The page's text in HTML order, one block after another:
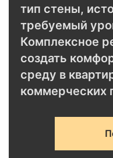
тип стены,
требуемый
Комплексное
создать
среду в
коммерческих